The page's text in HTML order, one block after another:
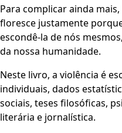
Para complicar ainda
floresce justamente
escondê-la de nós
da nossa humanidade.
Neste livro, a violência é
individuais, dados
sociais, teses filosóficas,
literária e jornalística.